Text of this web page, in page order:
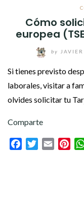
Cómo
europea
by
Si tienes previsto
laborales, visitar a
olvides solicitar tu
Comparte
FacebookTwitterEmail